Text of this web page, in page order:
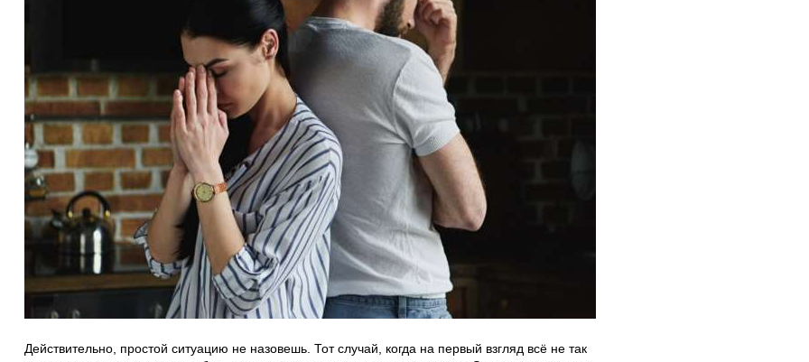
Действительно, простой ситуацию не назовешь. Тот случай, когда на первый взгляд всё не так